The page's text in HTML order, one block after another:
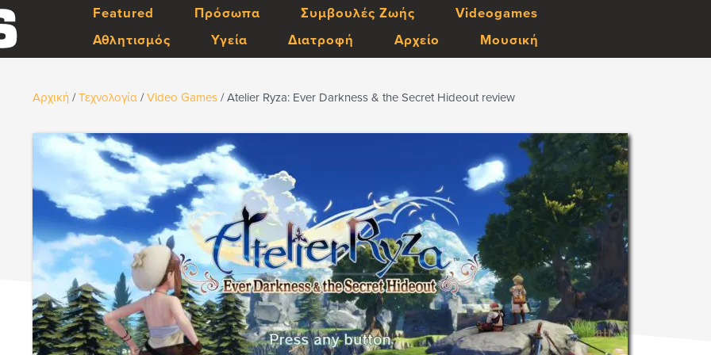
Featured Πρόσωπα Συμβουλές Ζωής
Videogames
Αθλητισμός
Υγεία Διατροφή Αρχείο Μουσική
Αρχική / Τεχνολογία / Video Games /Atelier Ryza: Ever Darkness & the Secret Hideout review